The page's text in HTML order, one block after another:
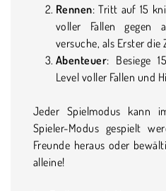
Rennen: Tritt auf 15
voller Fallen gegen
versuche, als Erster die
Abenteuer: Besiege
Level voller Fallen und
Jeder Spielmodus kann
Spieler-Modus gespielt
Freunde heraus oder
alleine!